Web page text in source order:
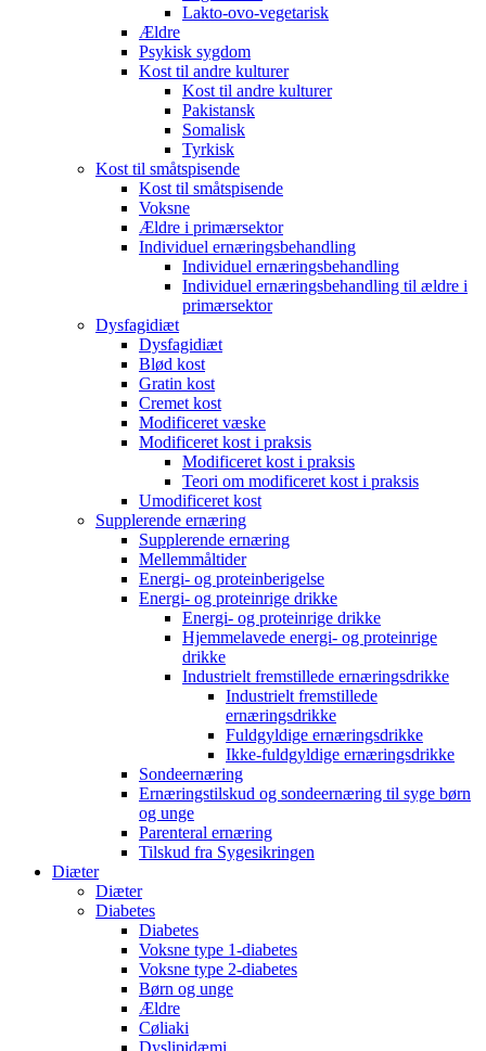
Lakto-ovo-vegetarisk
Ældre
Psykisk sygdom
Kost til andre kulturer
Kost til andre kulturer
Pakistansk
Somalisk
Tyrkisk
Kost til småtspisende
Kost til småtspisende
Voksne
Ældre i primærsektor
Individuel ernæringsbehandling
Individuel ernæringsbehandling
Individuel ernæringsbehandling til ældre i
primærsektor
Dysfagidiæt
Dysfagidiæt
Blød kost
Gratin kost
Cremet kost
Modificeret væske
Modificeret kost i praksis
Modificeret kost i praksis
Teori om modificeret kost i praksis
Umodificeret kost
Supplerende ernæring
Supplerende ernæring
Mellemmåltider
Energi- og proteinberigelse
Energi- og proteinrige drikke
Energi- og proteinrige drikke
Hjemmelavede energi- og proteinrige
drikke
Industrielt fremstillede ernæringsdrikke
Industrielt fremstillede
ernæringsdrikke
Fuldgyldige ernæringsdrikke
Ikke-fuldgyldige ernæringsdrikke
Sondeernæring
Ernæringstilskud og sondeernæring til syge børn
og unge
Parenteral ernæring
Tilskud fra Sygesikringen
Diæter
Diæter
Diabetes
Diabetes
Voksne type 1-diabetes
Voksne type 2-diabetes
Børn og unge
Ældre
Cøliaki
Dyslipidæmi